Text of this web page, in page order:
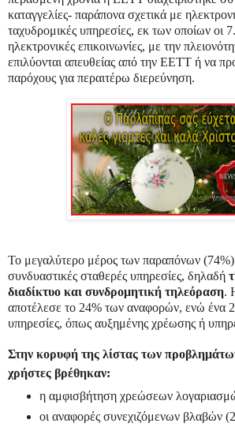
καταγγελίες- παράπονα σχετικά με
ταχυδρομικές υπηρεσίες, εκ των οποίων οι
ηλεκτρονικές επικοινωνίες, με την
επιλύονται απευθείας από την ΕΕΤΤ ή να
παρόχους για περαιτέρω διερεύνηση.
Το μεγαλύτερο μέρος των παραπόνων (74%)
συνδυαστικές σταθερές υπηρεσίες, δηλαδή
διαδίκτυο και συνδρομητική τηλεόραση.
αποτέλεσε το 24% των αναφορών, ενώ ένα
υπηρεσίες, όπως αυξημένης χρέωσης ή
Στην κορυφή της λίστας των
χρήστες βρέθηκαν:
η αμφισβήτηση χρεώσεων
οι αναφορές συνεχιζόμενων βλαβών